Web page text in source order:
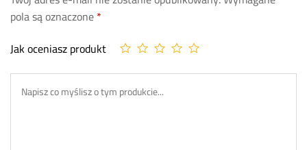
pola są oznaczone*
Jak oceniasz produkt